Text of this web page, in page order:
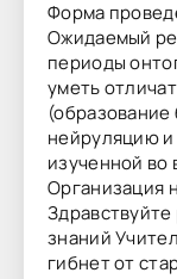
Форма
Ожидаемый
периоды
уметь
нейруляцию и
изученной во
Организация
знаний
гибнет от